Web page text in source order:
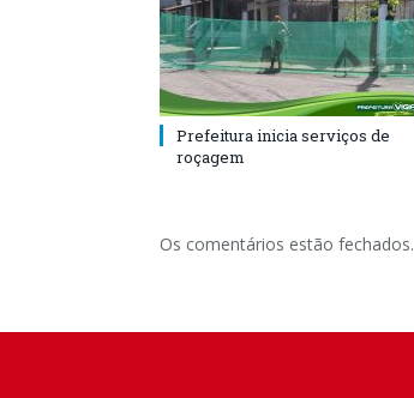
Prefeitura inicia serviços de
roçagem
Os comentários estão fechados.